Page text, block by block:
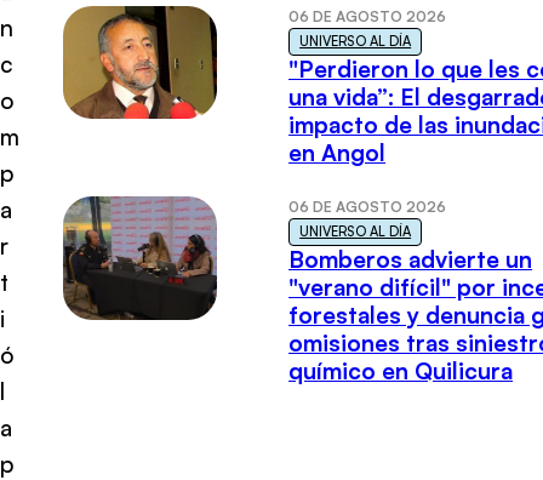
n
c
o
m
p
a
r
t
i
ó
l
a
p
06 DE AGOSTO 2026
UNIVERSO AL DÍA
"Perdieron lo que les
una vida”: El
impacto de las
en Angol
06 DE AGOSTO 2026
UNIVERSO AL DÍA
Bomberos advierte un
"verano difícil" por
forestales y denuncia
omisiones tras
químico en Quilicura